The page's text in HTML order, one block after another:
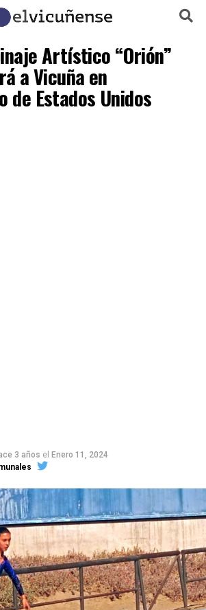
Artístico “Orión”
a Vicuña en
de Estados Unidos
3 años el Enero 11, 2024